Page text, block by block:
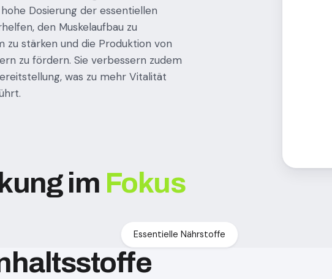
Dosierung der essentiellen
den Muskelaufbau zu
zu stärken und die Produktion von
zu fördern. Sie verbessern zudem
was zu mehr Vitalität
im Fokus
Essentielle Nährstoffe